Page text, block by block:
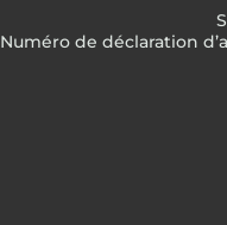
Numéro de déclaration